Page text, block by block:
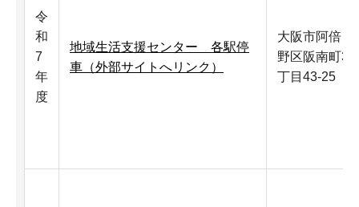
令
和
7
年
度
地域生活支援センター 各駅停
車（外部サイトへリンク）
大阪市阿倍
野区阪南町3
丁目43-25